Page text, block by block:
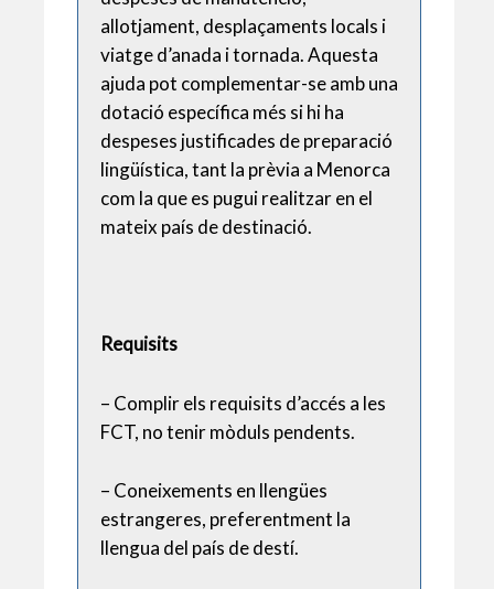
allotjament, desplaçaments locals i
viatge d’anada i tornada. Aquesta
ajuda pot complementar-se amb una
dotació específica més si hi ha
despeses justificades de preparació
lingüística, tant la prèvia a Menorca
com la que es pugui realitzar en el
mateix país de destinació.
Requisits
– Complir els requisits d’accés a les
FCT, no tenir mòduls pendents.
– Coneixements en llengües
estrangeres, preferentment la
llengua del país de destí.